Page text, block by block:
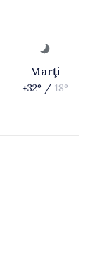
Marţi
+32° / 18°